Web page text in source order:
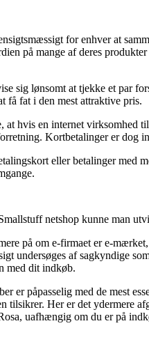
for enhver at
på mange af deres
sig lønsomt at tjekke et par
få fat i den mest attraktive pris.
at hvis en internet virksomhed
Kortbetalinger er dog
eller betalinger med
netshop kunne man
på om e-firmaet er e-
undersøges af sagkyndige
med dit indkøb.
er påpasselig med de mest
tilsikrer. Her er det ydermere
uafhængig om du er på